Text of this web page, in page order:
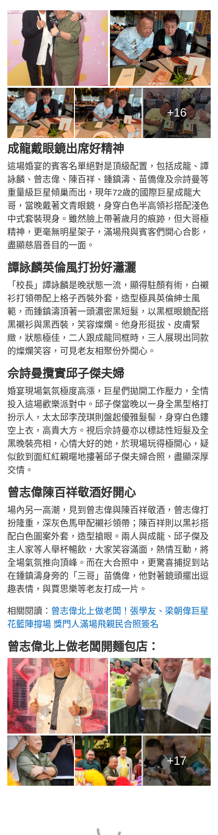
+16
成龍戴眼鏡出席好精神
這場婚宴的賓客名單絕對是頂級配置，包括成龍、譚
詠麟、曾志偉、陳百祥、鍾鎮濤、苗僑偉及佘詩曼等
重量級巨星傾巢而出，現年72歲的國際巨星成龍大
哥，當晚戴著文青眼鏡，身穿白色半高領衫搭配淺色
中式套裝現身。雖然臉上帶著歲月的痕跡，但大哥極
精神，更毫無明星架子，滿場飛與賓客們開心合影，
盡顯慈眉善目的一面。
譚詠麟英倫風打扮好瀟灑
「校長」譚詠麟是晚狀態一流，顯得駐顏有術，白襯
衫打領帶配上格子西裝外套，造型極具英倫紳士風
範，而鍾鎮濤頂著一頭濃密黑短髮，以黑框眼鏡配搭
黑襯衫與黑西裝，笑容燦爛。他身形挺拔、皮膚緊
緻，狀態極佳，二人跟成龍同框時，三人展現出同款
的燦爛笑容，可見老友相聚份外開心。
佘詩曼攬實邱子傑夫婦
婚宴現場氣氛極度高漲，巨星們拋開工作壓力，全情
投入這場歡樂派對中。邱子傑當晚以一身全黑型格打
扮示人，太太邱李茂琪則盤起優雅髮髻，身穿白色鏤
空上衣，高貴大方。視后佘詩曼亦以標誌性短髮及全
黑晚裝亮相，心情大好的她，於現場玩得極開心，疑
似飲到面紅紅親暱地摟著邱子傑夫婦合照，盡顯深厚
交情。
曾志偉陳百祥敬酒好開心
場內另一高潮，見到曾志偉與陳百祥敬酒，曾志偉打
扮隆重，深灰色馬甲配襯衫領帶；陳百祥則以黑衫搭
配白色圖案外套，造型搶眼。兩人與成龍、邱子傑及
主人家等人舉杯暢飲，大家笑容滿面，熱情互動，將
全場氣氛推向頂峰。而在大合照中，更驚喜捕捉到站
在鍾鎮濤身旁的「三哥」苗僑偉，他對著鏡頭擺出逗
趣表情，與賈思樂等老友打成一片。
相關閱讀： 曾志偉北上做老闆！張學友、梁朝偉巨星
花籃陣撐場 獎門人滿場飛親民合照簽名
曾志偉北上做老闆開麵包店：
+17